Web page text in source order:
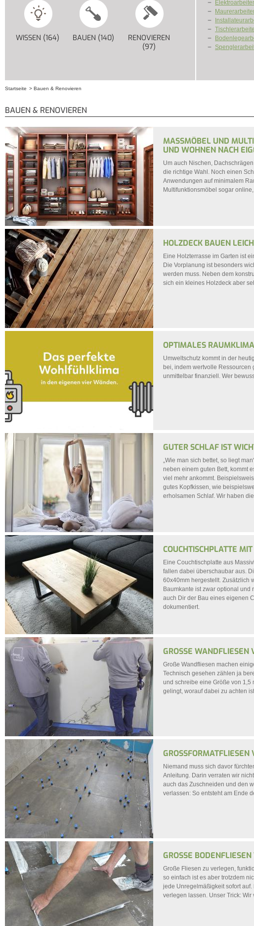
WISSEN (164) APPLY WISSEN FILTER
BAUEN (140) APPLY BAUEN FILTER
RENOVIEREN
(97) APPLY RENOVIEREN FILTER
Startseite Bauen & Renovieren
BAUEN & RENOVIEREN
MASSMÖBEL UND
ND WOHNEN NACH
Um auch Nischen,
die richtige Wahl. Noch einen
Anwendungen auf minimalem
Multifunktionsmöbel sogar
HOLZDECK BAUEN
Eine Holzterrasse im Garten ist
Die Vorplanung ist besonders
werden muss. Neben dem
sich ein kleines Holzdeck aber
OPTIMALES
Umweltschutz kommt in der
bei, indem wertvolle Ressourcen
unmittelbar finanziell. Wer
GUTER SCHLAF IST
„Wie man sich bettet, so liegt
neben einem guten Bett, kommt
viel mehr ankommt.
gutes Kopfkissen, wie
erholsamen Schlaf. Wir haben
COUCHTISCHPLATTE
Eine Couchtischplatte aus
fallen dabei überschaubar aus.
60x40mm hergestellt. Zusätzlich
Baumkante ist zwar optional und
auch Dir der Bau eines eigenen
dokumentiert.
GROSSE WANDFLIESEN
Große Wandfliesen machen
Technisch gesehen zählen ja
und schreibe eine Größe von 1,5
gelingt, worauf dabei zu achten
GROSSFORMATFLIESEN
Niemand muss sich davor
Anleitung. Darin verraten wir
auch das Zuschneiden und den
verlassen: So entsteht am Ende
GROSSE
Große Fliesen zu verlegen,
so einfach ist es aber trotzdem
jede Unregelmäßigkeit sofort
verlegen lassen. Unser Trick: